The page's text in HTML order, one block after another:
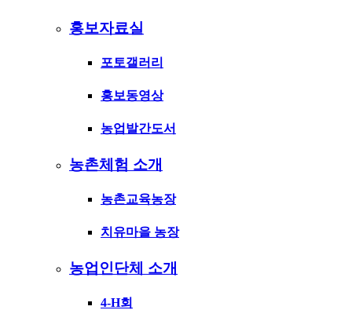
홍보자료실
포토갤러리
홍보동영상
농업발간도서
농촌체험 소개
농촌교육농장
치유마을 농장
농업인단체 소개
4-H회